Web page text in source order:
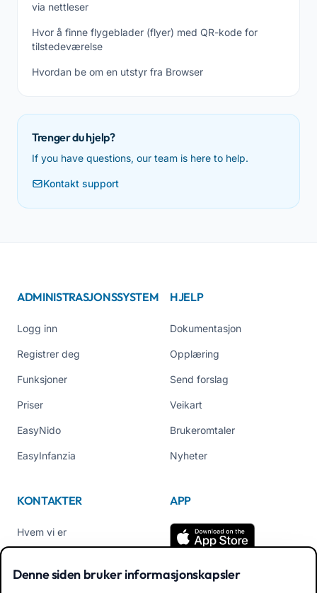
via nettleser
Hvor å finne flygeblader (flyer) med QR-kode for
tilstedeværelse
Hvordan be om en utstyr fra Browser
Trenger du hjelp?
If you have questions, our team is here to help.
Kontakt support
ADMINISTRASJONSSYSTEM
Logg inn
Registrer deg
Funksjoner
Priser
EasyNido
EasyInfanzia
HJELP
Dokumentasjon
Opplæring
Send forslag
Veikart
Brukeromtaler
Nyheter
KONTAKTER
Hvem vi er
Tel +39 02 84152514
APP
Denne siden bruker informasjonskapsler